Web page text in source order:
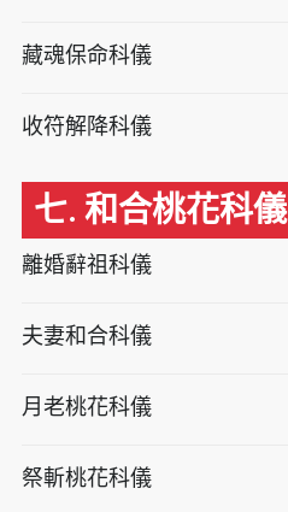
藏魂保命科儀
收符解降科儀
七. 和合桃花科儀
離婚辭祖科儀
夫妻和合科儀
月老桃花科儀
祭斬桃花科儀